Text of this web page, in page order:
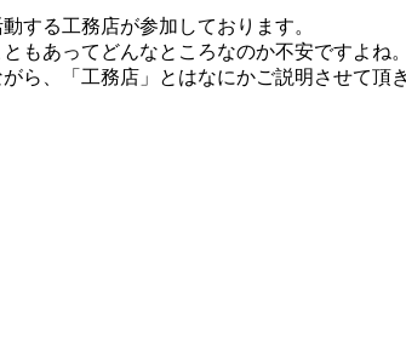
する工務店が参加しております。
もあってどんなところなのか不安ですよね。
ら、「工務店」とはなにかご説明させて頂